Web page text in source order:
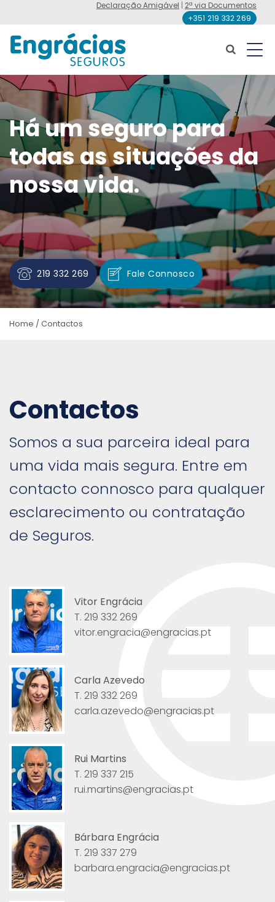
Declaração Amigável | 2ª via Documentos
+351 219 332 269
Há um seguro para
todas as situações da
nossa vida.
219 332 269 Fale Connosco
Home / Contactos
Contactos
Somos a sua parceira ideal para
uma vida mais segura. Entre em
contacto connosco para qualquer
esclarecimento ou contratação
de Seguros.
Vitor Engrácia
T. 219 332 269
vitor.engracia@engracias.pt
Carla Azevedo
T. 219 332 269
carla.azevedo@engracias.pt
Rui Martins
T. 219 337 215
rui.martins@engracias.pt
Bárbara Engrácia
T. 219 337 279
barbara.engracia@engracias.pt